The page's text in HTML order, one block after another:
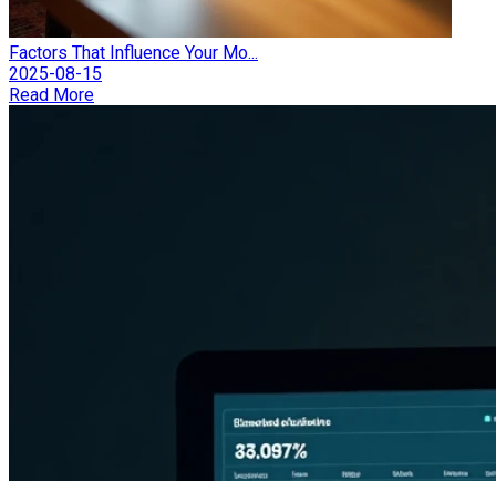
Factors That Influence Your Mo...
2025-08-15
Read More